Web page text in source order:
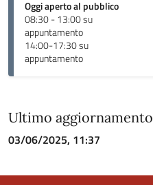
Oggi aperto al pubblico
08:30 - 13:00 su
appuntamento
14:00-17:30 su
appuntamento
Ultimo aggiornamento
03/06/2025, 11:37